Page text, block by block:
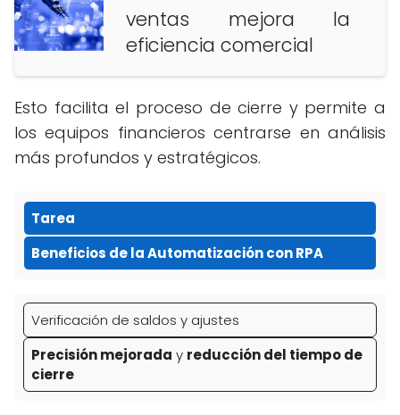
ventas mejora la
eficiencia comercial
Esto facilita el proceso de cierre y permite a
los equipos financieros centrarse en análisis
más profundos y estratégicos.
Tarea
Beneficios de la Automatización con RPA
Verificación de saldos y ajustes
Precisión mejorada y reducción del tiempo de
cierre